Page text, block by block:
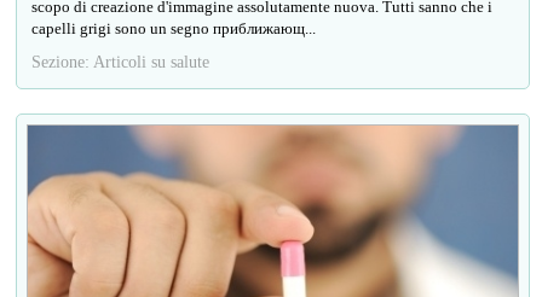
scopo di creazione d'immagine assolutamente nuova. Tutti sanno che i
capelli grigi sono un segno приближающ...
Sezione: Articoli su salute